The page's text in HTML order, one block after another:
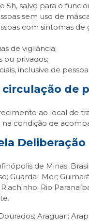
5h, salvo para o
sem uso de
com sintomas
de vigilância;
ou privados;
inclusive de
de
ao local de
condição de
Deliberação
de Minas;
Guarda- Mor;
Rio
Araguari;